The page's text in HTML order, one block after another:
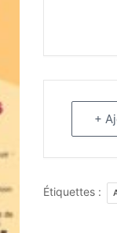
+
Étiquettes :